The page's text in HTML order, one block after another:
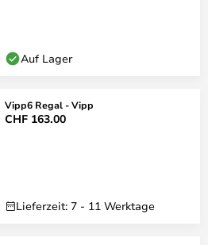
Auf Lager
Vipp6 Regal - Vipp
CHF 163.00
Lieferzeit: 7 - 11 Werktage